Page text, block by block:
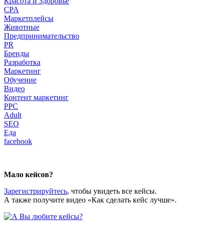
CPA
Маркетплейсы
Животные
Предпринимательство
PR
Бренды
Разработка
Маркетинг
Обучение
Видео
Контент маркетинг
PPC
Adult
SEO
Еда
facebook
Мало кейсов?
Зарегистрируйтесь, чтобы увидеть все кейсы.
А также получите видео «Как сделать кейс лучше».